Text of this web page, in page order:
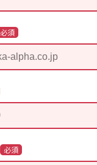
必須
必須